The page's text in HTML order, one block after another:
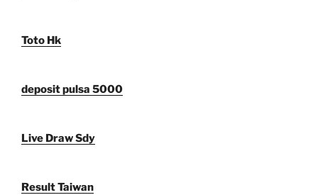
Toto Hk
deposit pulsa 5000
Live Draw Sdy
Result Taiwan